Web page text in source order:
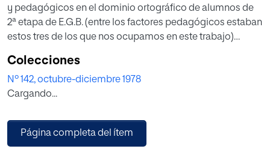
y pedagógicos en el dominio ortográfico de alumnos de
2ª etapa de E.G.B. (entre los factores pedagógicos estaban
estos tres de los que nos ocupamos en este trabajo)
compromiso estructural de estos tres factores lectores a
medida que avanzábamos de 6º a 8º de E.G.B.
Si esto, que ocurría en 6º, 7º y 8º, se daba, igualmente, en la
conclusiones podían ser importantes para la didáctica de
la lectura. Por ello, repetimos la investigación en la primera
Colecciones
Nº 142, octubre-diciembre 1978
Cargando...
Página completa del ítem